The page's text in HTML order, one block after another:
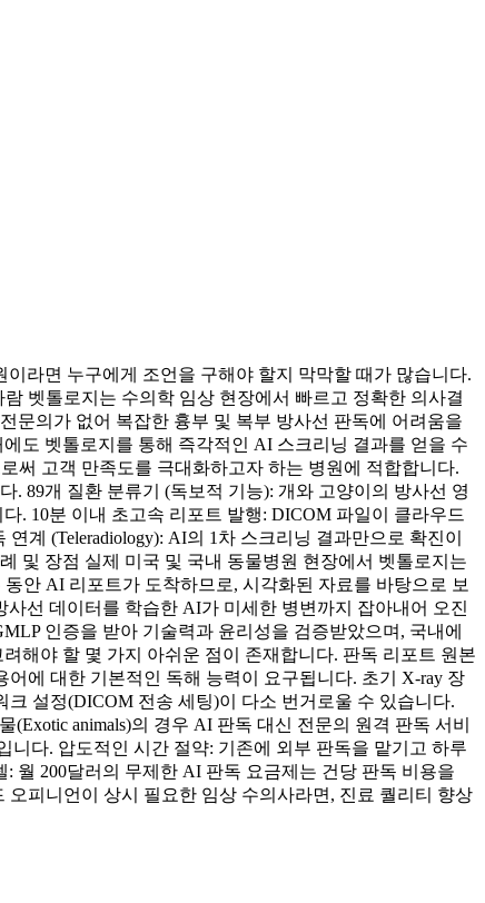
라면 누구에게 조언을 구해야 할지 막막할 때가 많습니다.
벳톨로지는 수의학 임상 현장에서 빠르고 정확한 의사결
문의가 없어 복잡한 흉부 및 복부 방사선 판독에 어려움을
도 벳톨로지를 통해 즉각적인 AI 스크리닝 결과를 얻을 수
써 고객 만족도를 극대화하고자 하는 병원에 적합합니다.
89개 질환 분류기 (독보적 기능): 개와 고양이의 방사선 영
. 10분 이내 초고속 리포트 발행: DICOM 파일이 클라우드
계 (Teleradiology): AI의 1차 스크리닝 결과만으로 확진이
및 장점 실제 미국 및 국내 동물병원 현장에서 벳톨로지는
안 AI 리포트가 도착하므로, 시각화된 자료를 바탕으로 보
선 데이터를 학습한 AI가 미세한 병변까지 잡아내어 오진
인증을 받아 기술력과 윤리성을 검증받았으며, 국내에
해야 할 몇 가지 아쉬운 점이 존재합니다. 판독 리포트 원본
에 대한 기본적인 독해 능력이 요구됩니다. 초기 X-ray 장
설정(DICOM 전송 세팅)이 다소 번거로울 수 있습니다.
animals)의 경우 AI 판독 대신 전문의 원격 판독 서비
다. 압도적인 시간 절약: 기존에 외부 판독을 맡기고 하루
월 200달러의 무제한 AI 판독 요금제는 건당 판독 비용을
피니언이 상시 필요한 임상 수의사라면, 진료 퀄리티 향상